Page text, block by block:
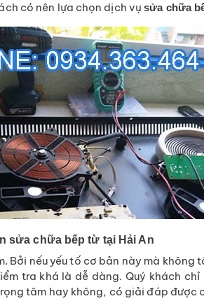
có nên lựa chọn dịch vụsửa chữa
sửa chữa bếp từ tại Hải An
nếu yếu tố cơ bản này mà
tra khá là dễ dàng. Quý khách
tâm hay không, có giải đáp được